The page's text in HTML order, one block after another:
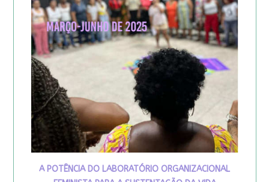
A POTÊNCIA DO LABORATÓRIO ORGANIZACIONAL